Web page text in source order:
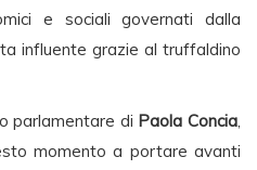
e sociali governati dalla
influente grazie al truffaldino
parlamentare di Paola Concia,
momento a portare avanti